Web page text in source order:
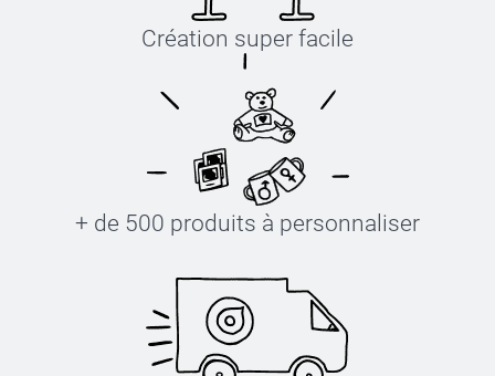
Création super facile
+ de 500 produits à personnaliser